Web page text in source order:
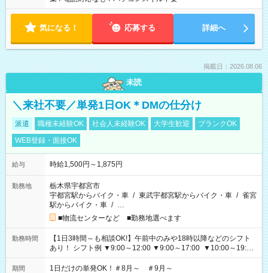
気になる！ 応募する 詳細へ
掲載日：2026.08.06
未読
＼来社不要／単発1日OK＊DMの仕分け
派遣 職種未経験OK 社会人未経験OK 大学生歓迎
ブランクOK
WEB登録・面接OK
給与 時給1,500円～1,875円
勤務地
栃木県宇都宮市
宇都宮駅からバイク・車 / 東武宇都宮駅からバイク・車 / 雀宮
駅からバイク・車 / …
■物流センターなど ■勤務地選べます
勤務時間
【1日3時間～も相談OK!】午前中のみや18時以降などのシフト
あり！ シフト例 ▼9:00～12:00 ▼9:00～17:00 ▼10:00～19:00
▼18:00～21:00
期間 1日だけの単発OK！＃8月～ ＃9月～